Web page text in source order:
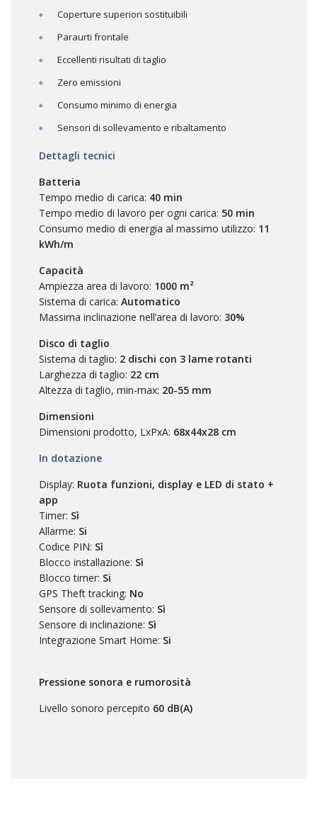
Coperture superiori sostituibili
Paraurti frontale
Eccellenti risultati di taglio
Zero emissioni
Consumo minimo di energia
Sensori di sollevamento e ribaltamento
Dettagli tecnici
Batteria
Tempo medio di carica: 40 min
Tempo medio di lavoro per ogni carica: 50 min
Consumo medio di energia al massimo utilizzo: 11
kWh/m
Capacità
Ampiezza area di lavoro: 1000 m²
Sistema di carica: Automatico
Massima inclinazione nell’area di lavoro: 30%
Disco di taglio
Sistema di taglio: 2 dischi con 3 lame rotanti
Larghezza di taglio: 22 cm
Altezza di taglio, min-max: 20-55 mm
Dimensioni
Dimensioni prodotto, LxPxA: 68x44x28 cm
In dotazione
Display: Ruota funzioni, display e LED di stato +
app
Timer: Sì
Allarme: Si
Codice PIN: Sì
Blocco installazione: Sì
Blocco timer: Si
GPS Theft tracking: No
Sensore di sollevamento: Sì
Sensore di inclinazione: Sì
Integrazione Smart Home: Si
Pressione sonora e rumorosità
Livello sonoro percepito 60 dB(A)